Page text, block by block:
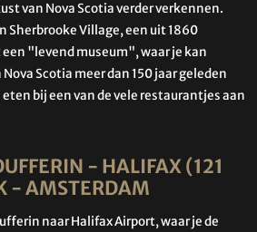
van Nova Scotia verder verkennen.
Sherbrooke Village, een uit 1860
"levend museum", waar je kan
Scotia meer dan 150 jaar geleden
eten bij een van de vele restaurantjes aan
- HALIFAX (121
- AMSTERDAM
naar Halifax Airport, waar je de